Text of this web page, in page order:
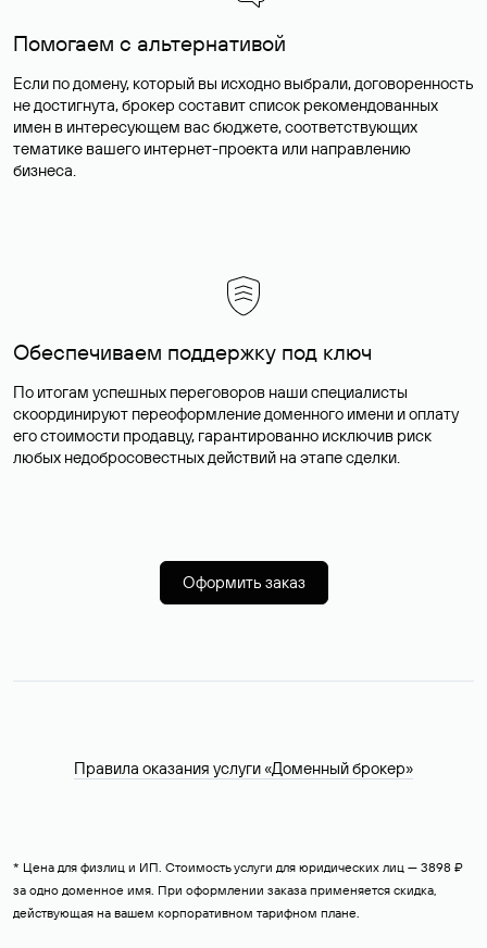
Помогаем с альтернативой
Если по домену, который вы исходно выбрали, договоренность
не достигнута, брокер составит список рекомендованных
имен в интересующем вас бюджете, соответствующих
тематике вашего интернет-проекта или направлению
бизнеса.
Обеспечиваем поддержку под ключ
По итогам успешных переговоров наши специалисты
скоординируют переоформление доменного имени и оплату
его стоимости продавцу, гарантированно исключив риск
любых недобросовестных действий на этапе сделки.
Оформить заказ
Правила оказания услуги «Доменный брокер»
* Цена для физлиц и ИП. Стоимость услуги для юридических лиц — 3898 ₽
за одно доменное имя. При оформлении заказа применяется скидка,
действующая на вашем корпоративном тарифном плане.